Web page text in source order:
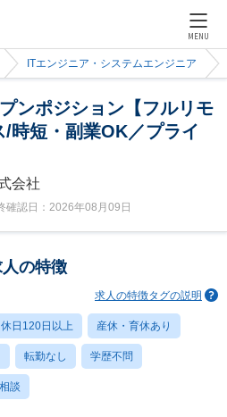
MENU
ITエンジニア・システムエンジニア
ンポジション【フルリモ
時短・副業OK／プライ
会社
認日：2026年08月09日
の特徴
求人の特徴タグの説明
休日120日以上 産休・育休あり
転勤なし 学歴不問
談